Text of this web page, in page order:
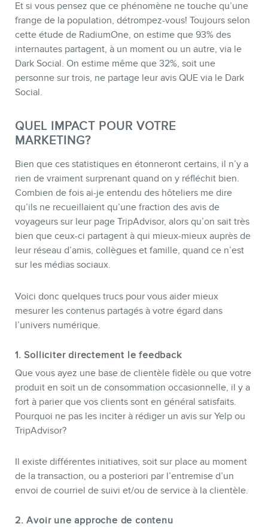
Et si vous pensez que ce phénomène ne touche qu’une
frange de la population, détrompez-vous! Toujours selon
cette étude de RadiumOne, on estime que 93% des
internautes partagent, à un moment ou un autre, via le
Dark Social. On estime même que 32%, soit une
personne sur trois, ne partage leur avis QUE via le Dark
Social.
QUEL IMPACT POUR VOTRE
MARKETING?
Bien que ces statistiques en étonneront certains, il n’y a
rien de vraiment surprenant quand on y réfléchit bien.
Combien de fois ai-je entendu des hôteliers me dire
qu’ils ne recueillaient qu’une fraction des avis de
voyageurs sur leur page TripAdvisor, alors qu’on sait très
bien que ceux-ci partagent à qui mieux-mieux auprès de
leur réseau d’amis, collègues et famille, quand ce n’est
sur les médias sociaux.
Voici donc quelques trucs pour vous aider mieux
mesurer les contenus partagés à votre égard dans
l’univers numérique.
1. Solliciter directement le feedback
Que vous ayez une base de clientèle fidèle ou que votre
produit en soit un de consommation occasionnelle, il y a
fort à parier que vos clients sont en général satisfaits.
Pourquoi ne pas les inciter à rédiger un avis sur Yelp ou
TripAdvisor?
Il existe différentes initiatives, soit sur place au moment
de la transaction, ou a posteriori par l’entremise d’un
envoi de courriel de suivi et/ou de service à la clientèle.
2. Avoir une approche de contenu